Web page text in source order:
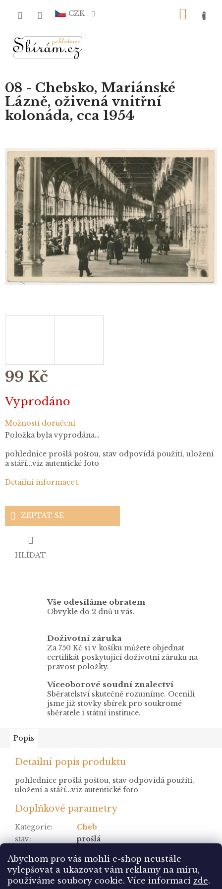
Abychom pro vás mohli e-shop neustále
vylepšovat a ukazovat vám reklamy na míru,
používáme soubory cookie. Více informací zde.
CZK
08 - Chebsko, Mariánské
Lázně, oživená vnitřní
kolonáda, cca 1954
99 Kč
cena:
Vyprodáno
Možnosti doručení
Položka byla vyprodána…
pohlednice prošlá poštou, stav odpovídá použití, uložení
a stáří...viz autentické foto
Detailní informace
ZEPTAT SE
HLÍDAT
Vše odesíláme obratem
Obvykle do 2 dnů u vás.
Doživotní záruka
Za 750 Kč si v košíku můžete objednat
certifikát poskytující doživotní záruku na
pravost položky.
Víceoborové soudní znalectví
Sběratelství skutečně rozumíme. Ocenili
jsme již stovky sbírek pro soukromé
sběratele i státní instituce.
Popis
Detailní popis produktu
pohlednice prošlá poštou, stav odpovídá použití,
uložení a stáří...viz autentické foto
Doplňkové parametry
Kategorie:
Cheb
stav:
prošlá